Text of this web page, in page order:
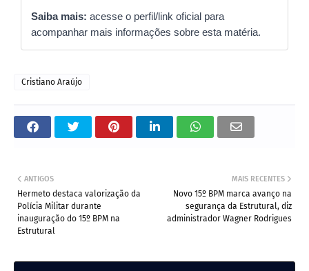
Saiba mais: acesse o perfil/link oficial para
acompanhar mais informações sobre esta matéria.
Cristiano Araújo
MAIS RECENTES
Novo 15º BPM marca avanço na
segurança da Estrutural, diz
administrador Wagner Rodrigues
ANTIGOS
Hermeto destaca valorização da
Polícia Militar durante
inauguração do 15º BPM na
Estrutural